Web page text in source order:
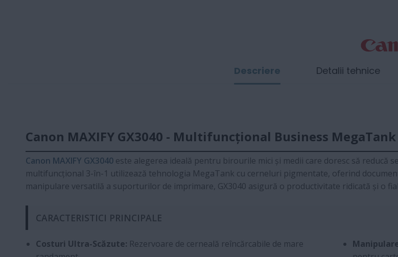
Descriere
Canon MAXIFY GX3040 - Multifuncțional Business MegaTank
Canon MAXIFY GX3040 este alegerea ideală pentru birourile mici și medii care doresc să reducă
multifuncțional 3-în-1 utilizează tehnologia MegaTank cu cerneluri pigmentate, oferind
manipulare versatilă a suporturilor de imprimare, GX3040 asigură o productivitate ridicată și o
CARACTERISTICI PRINCIPALE
Costuri Ultra-Scăzute: Rezervoare de cerneală reîncărcabile de mare
Detalii tehnice